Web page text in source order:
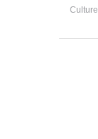
Culture